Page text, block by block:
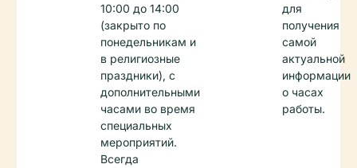
10:00 до 14:00
(закрыто по
понедельникам и
в религиозные
праздники), с
дополнительными
часами во время
специальных
мероприятий.
Всегда
для
получения
самой
актуальной
информации
о часах
работы.